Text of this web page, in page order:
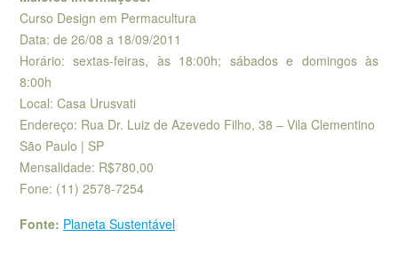
Curso Design em Permacultura
Data: de 26/08 a 18/09/2011
Horário: sextas-feiras, às 18:00h; sábados e domingos às
8:00h
Local: Casa Urusvati
Endereço: Rua Dr. Luiz de Azevedo Filho, 38 – Vila Clementino
São Paulo | SP
Mensalidade: R$780,00
Fone: (11) 2578-7254
Fonte: Planeta Sustentável